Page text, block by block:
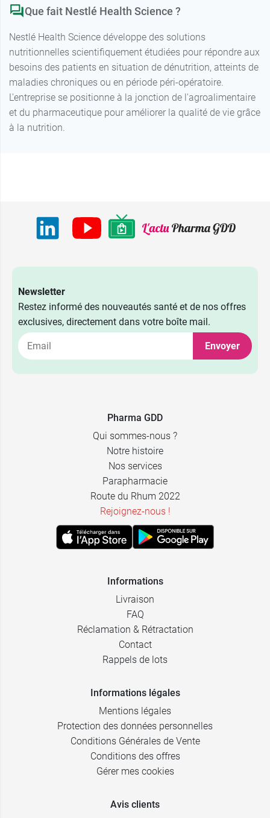
Que fait Nestlé Health Science ?
Nestlé Health Science développe des solutions
nutritionnelles scientifiquement étudiées pour répondre aux
besoins des patients en situation de dénutrition, atteints de
maladies chroniques ou en période péri-opératoire.
L'entreprise se positionne à la jonction de l'agroalimentaire
et du pharmaceutique pour améliorer la qualité de vie grâce
à la nutrition.
Newsletter
Restez informé des nouveautés santé et de nos offres
exclusives, directement dans votre boîte mail.
Envoyer
Pharma GDD
Qui sommes-nous ?
Notre histoire
Nos services
Parapharmacie
Route du Rhum 2022
Rejoignez-nous !
Informations
Livraison
FAQ
Réclamation & Rétractation
Contact
Rappels de lots
Informations légales
Mentions légales
Protection des données personnelles
Conditions Générales de Vente
Conditions des offres
Gérer mes cookies
Avis clients